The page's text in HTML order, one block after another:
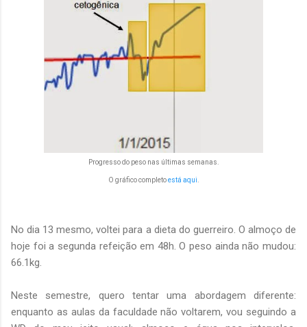
Progresso do peso nas últimas semanas.
O gráfico completoestá aqui
No dia 13 mesmo, voltei para a dieta do guerreiro. O almoço de
hoje foi a segunda refeição em 48h. O peso ainda não mudou:
66.1kg.
Neste semestre, quero tentar uma abordagem diferente:
enquanto as aulas da faculdade não voltarem, vou seguindo a